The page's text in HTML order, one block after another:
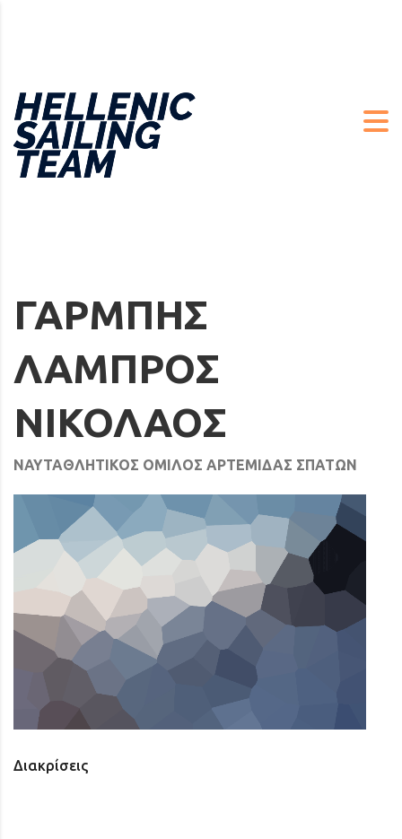
ΓΑΡΜΠΗΣ
ΛΑΜΠΡΟΣ
ΝΙΚΟΛΑΟΣ
ΝΑΥΤΑΘΛΗΤΙΚΟΣ ΟΜΙΛΟΣ ΑΡΤΕΜΙΔΑΣ ΣΠΑΤΩΝ
Διακρίσεις